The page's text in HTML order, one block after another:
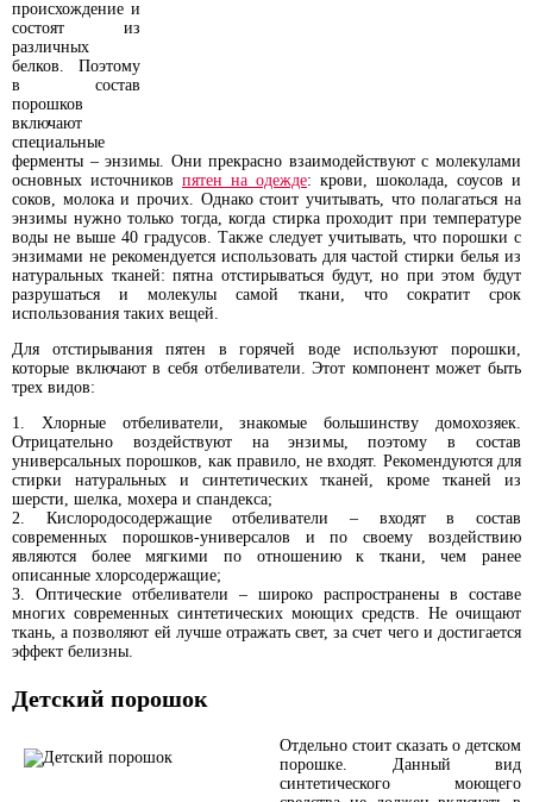
происхождение и
состоят из
различных
белков. Поэтому
в состав
порошков
включают
специальные
ферменты – энзимы. Они прекрасно взаимодействуют с молекулами
основных источников пятен на одежде: крови, шоколада, соусов и
соков, молока и прочих. Однако стоит учитывать, что полагаться на
энзимы нужно только тогда, когда стирка проходит при температуре
воды не выше 40 градусов. Также следует учитывать, что порошки с
энзимами не рекомендуется использовать для частой стирки белья из
натуральных тканей: пятна отстирываться будут, но при этом будут
разрушаться и молекулы самой ткани, что сократит срок
использования таких вещей.
Для отстирывания пятен в горячей воде используют порошки,
которые включают в себя отбеливатели. Этот компонент может быть
трех видов:
Хлорные отбеливатели, знакомые большинству домохозяек.
Отрицательно воздействуют на энзимы, поэтому в состав
универсальных порошков, как правило, не входят. Рекомендуются для
стирки натуральных и синтетических тканей, кроме тканей из
шерсти, шелка, мохера и спандекса;
Кислородосодержащие отбеливатели – входят в состав
современных порошков-универсалов и по своему воздействию
являются более мягкими по отношению к ткани, чем ранее
описанные хлорсодержащие;
Оптические отбеливатели – широко распространены в составе
многих современных синтетических моющих средств. Не очищают
ткань, а позволяют ей лучше отражать свет, за счет чего и достигается
эффект белизны.
Детский порошок
Отдельно стоит сказать о детском
порошке. Данный вид
синтетического моющего